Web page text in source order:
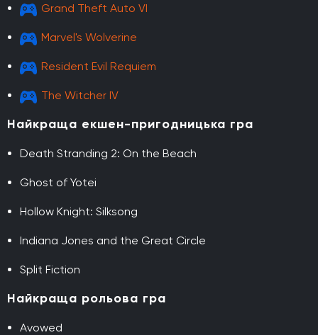
Grand Theft Auto VI
Marvel's Wolverine
Resident Evil Requiem
The Witcher IV
Найкраща екшен-пригодницька гра
Death Stranding 2: On the Beach
Ghost of Yotei
Hollow Knight: Silksong
Indiana Jones and the Great Circle
Split Fiction
Найкраща рольова гра
Avowed